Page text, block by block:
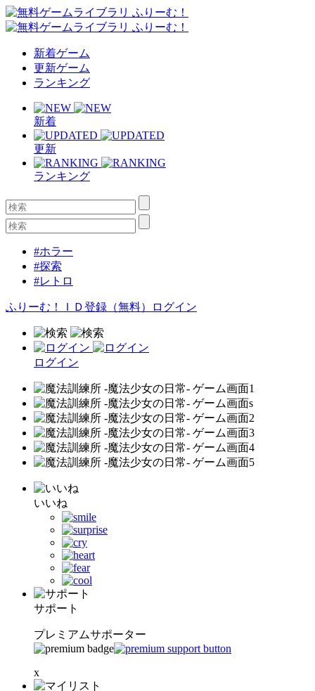
新着ゲーム
更新ゲーム
ランキング
新着
更新
ランキング
#ホラー
#探索
#レトロ
ふりーむ！ＩＤ登録（無料） ログイン
ログイン
いいね
サポート
プレミアムサポーター
x